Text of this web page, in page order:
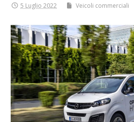
5 Luglio 2022 Veicoli commerciali